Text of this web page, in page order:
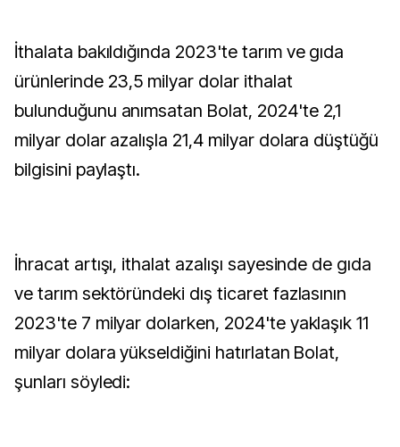
İthalata bakıldığında 2023'te tarım ve gıda
ürünlerinde 23,5 milyar dolar ithalat
bulunduğunu anımsatan Bolat, 2024'te 2,1
milyar dolar azalışla 21,4 milyar dolara düştüğü
bilgisini paylaştı.
İhracat artışı, ithalat azalışı sayesinde de gıda
ve tarım sektöründeki dış ticaret fazlasının
2023'te 7 milyar dolarken, 2024'te yaklaşık 11
milyar dolara yükseldiğini hatırlatan Bolat,
şunları söyledi: